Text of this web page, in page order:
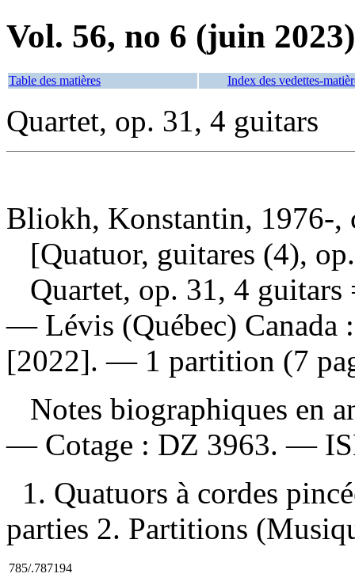
Vol. 56, no 6 (juin 2023)
Table des matières Index des vedettes-
Quartet, op. 31, 4 guitars
Bliokh, Konstantin, 1976-,
[Quatuor, guitares (4),
Quartet, op. 31, 4 guitars
— Lévis (Québec) Canada
[2022]. — 1 partition (7
Notes biographiques en
— Cotage : DZ 3963. —
1. Quatuors à cordes
parties 2. Partitions
785/.787194